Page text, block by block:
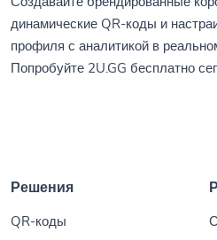
динамические QR-коды и
профиля с аналитикой в
Попробуйте 2U.GG бесплатно
Решения
QR-коды